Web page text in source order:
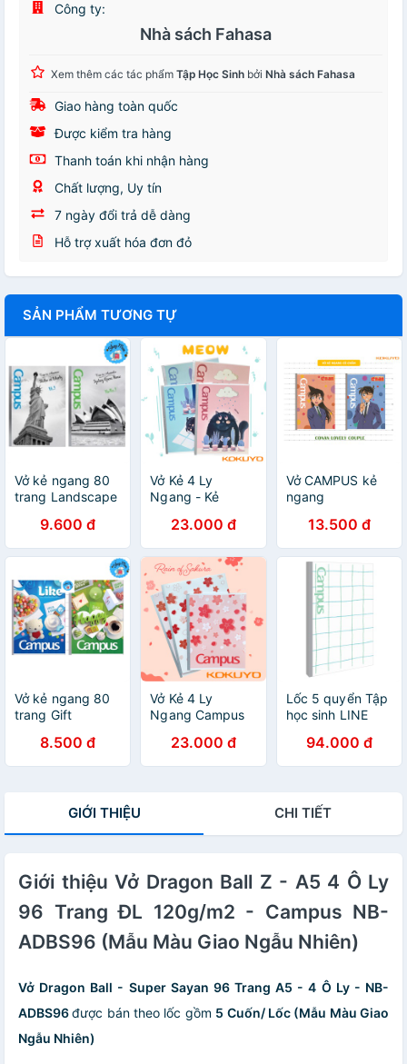
Công ty:
Nhà sách Fahasa
Xem thêm các tác phẩm Tập Học Sinh bởi Nhà sách Fahasa
Giao hàng toàn quốc
Được kiểm tra hàng
Thanh toán khi nhận hàng
Chất lượng, Uy tín
7 ngày đổi trả dễ dàng
Hỗ trợ xuất hóa đơn đỏ
SẢN PHẨM TƯƠNG TỰ
Vở kẻ ngang 80
trang Landscape
9.600 đ
Vở Kẻ 4 Ly
Ngang - Kẻ
Meow 120-200
Trang Khổ A5/B5
Campus
23.000 đ
Vở CAMPUS kẻ
ngang
CONAN, Tập kẻ
ngang Conan -
Soleil Home
13.500 đ
Vở kẻ ngang 80
trang Gift
8.500 đ
Vở Kẻ 4 Ly
Ngang Campus
Sakura 200
Trang Khổ A5/B5
23.000 đ
Lốc 5 quyển Tập
học sinh LINE
khổ A5 - Campus
94.000 đ
GIỚI THIỆU CHI TIẾT
Giới thiệu Vở Dragon Ball Z - A5 4 Ô Ly
96 Trang ĐL 120g/m2 - Campus NB-
ADBS96 (Mẫu Màu Giao Ngẫu Nhiên)
Vở Dragon Ball - Super Sayan 96 Trang A5 - 4 Ô Ly - NB-
ADBS96được bán theo lốc gồm 5 Cuốn/ Lốc (Mẫu Màu Giao
Ngẫu Nhiên)